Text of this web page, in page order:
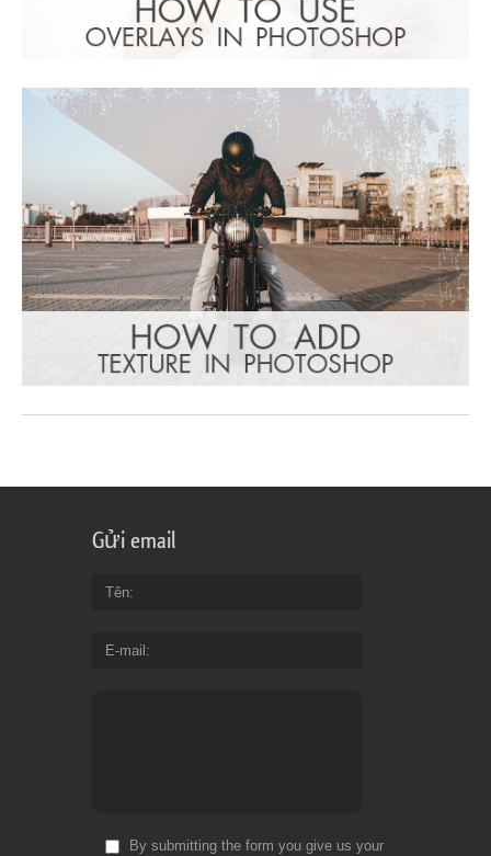
Gửi email
Tên
E-mail
By submitting the form you give us your